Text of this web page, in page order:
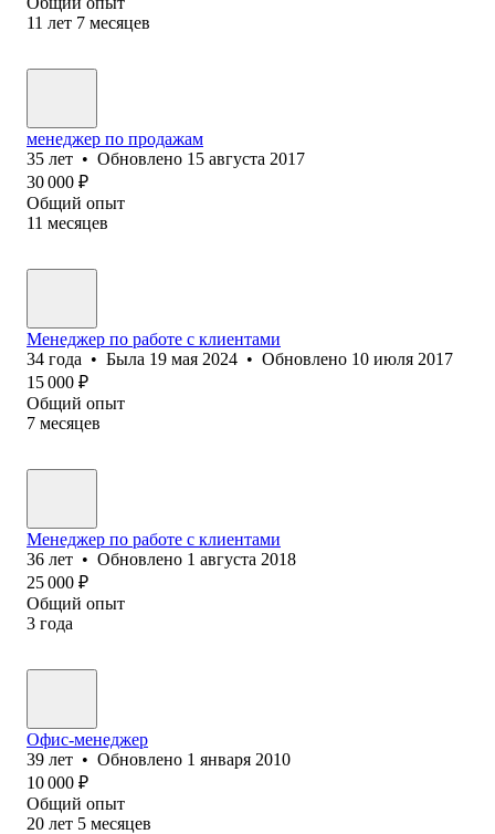
11 лет 7 месяцев
менеджер по продажам
35 лет • Обновлено 15 августа 2017
30 000 ₽
Общий опыт
11 месяцев
Менеджер по работе с клиентами
34 года • Была 19 мая 2024 • Обновлено 10 июля 2017
15 000 ₽
Общий опыт
7 месяцев
Менеджер по работе с клиентами
36 лет • Обновлено 1 августа 2018
25 000 ₽
Общий опыт
3 года
Офис-менеджер
39 лет • Обновлено 1 января 2010
10 000 ₽
Общий опыт
20 лет 5 месяцев